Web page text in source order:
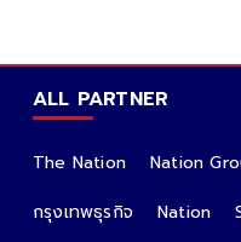
ALL PARTNER
The Nation Nation
กรุงเทพธุรกิจ
Nation